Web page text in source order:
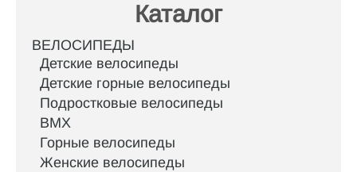
Каталог
ВЕЛОСИПЕДЫ
Детские велосипеды
Детские горные велосипеды
Подростковые велосипеды
BMX
Горные велосипеды
Женские велосипеды